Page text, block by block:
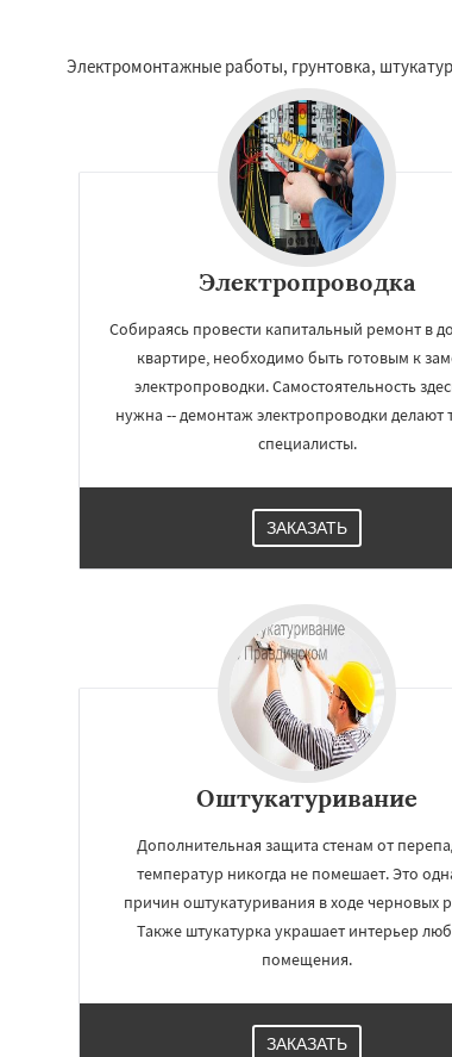
Электромонтажные работы, грунтовка,
Электропроводка
Собираясь провести капитальный ремонт в
квартире, необходимо быть готовым к
электропроводки. Самостоятельность
нужна -- демонтаж электропроводки делают
специалисты.
ЗАКАЗАТЬ
Оштукатуривание
Дополнительная защита стенам от
температур никогда не помешает. Это
причин оштукатуривания в ходе черновых
Также штукатурка украшает интерьер
помещения.
ЗАКАЗАТЬ